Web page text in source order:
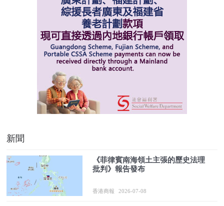
新聞
《菲律賓南海領土主張的歷史法理
批判》報告發布
香港商報 2026-07-08